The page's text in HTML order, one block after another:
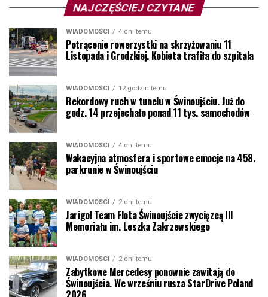
NAJCZĘŚCIEJ CZYTANE
WIADOMOŚCI 4 dni temu
Potrącenie rowerzystki na skrzyżowaniu 11
Listopada i Grodzkiej. Kobieta trafiła do szpitala
WIADOMOŚCI 12 godzin temu
Rekordowy ruch w tunelu w Świnoujściu. Już do
godz. 14 przejechało ponad 11 tys. samochodów
WIADOMOŚCI 4 dni temu
Wakacyjna atmosfera i sportowe emocje na 458.
parkrunie w Świnoujściu
WIADOMOŚCI 2 dni temu
Jarigol Team Flota Świnoujście zwycięzcą III
Memoriału im. Leszka Zakrzewskiego
WIADOMOŚCI 2 dni temu
Zabytkowe Mercedesy ponownie zawitają do
Świnoujścia. We wrześniu rusza StarDrive Poland